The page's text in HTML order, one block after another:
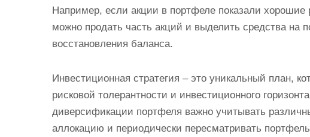
Например, если акции в портфеле показали
можно продать часть акций и выделить средства на
восстановления баланса.
Инвестиционная стратегия – это уникальный план,
рисковой толерантности и инвестиционного
диверсификации портфеля важно учитывать
аллокацию и периодически пересматривать